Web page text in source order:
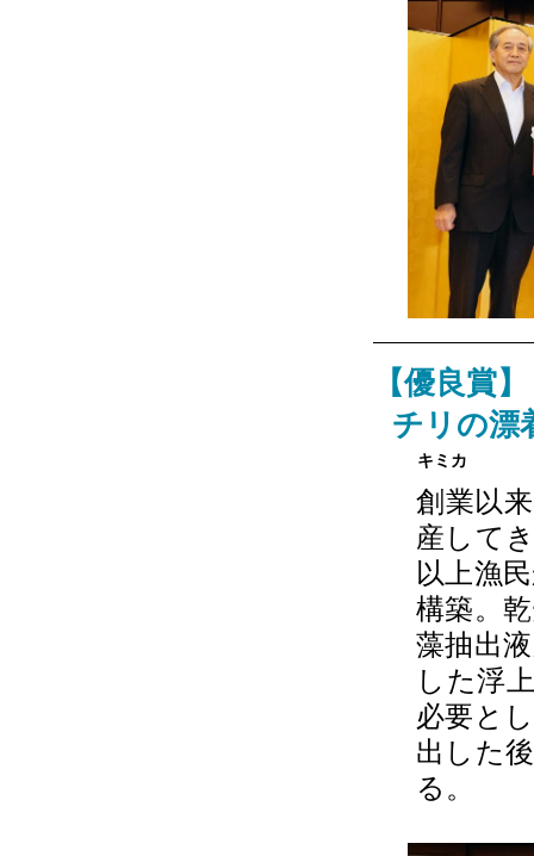
【優良賞】
チリの漂
キミカ
創業以
産して
以上漁
構築。
藻抽出
した浮
必要と
出した
る。